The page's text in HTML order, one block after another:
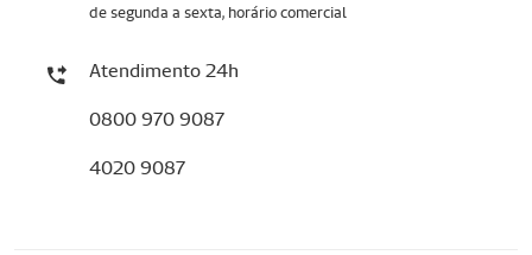
de segunda a sexta, horário comercial
Atendimento 24h
0800 970 9087
4020 9087